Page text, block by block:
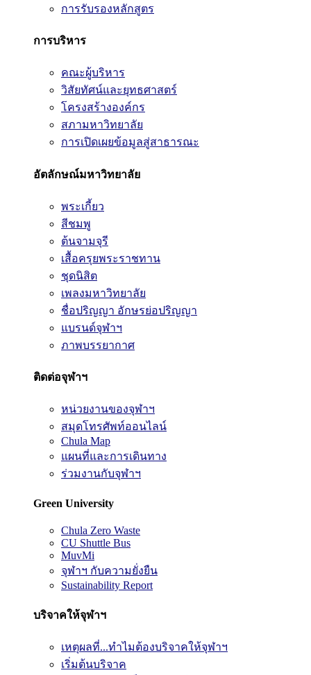
การรับรองหลักสูตร
การบริหาร
คณะผู้บริหาร
วิสัยทัศน์และยุทธศาสตร์
โครงสร้างองค์กร
สภามหาวิทยาลัย
การเปิดเผยข้อมูลสู่สาธารณะ
อัตลักษณ์มหาวิทยาลัย
พระเกี้ยว
สีชมพู
ต้นจามจุรี
เสื้อครุยพระราชทาน
ชุดนิสิต
เพลงมหาวิทยาลัย
ชื่อปริญญา อักษรย่อปริญญา
แบรนด์จุฬาฯ
ภาพบรรยากาศ
ติดต่อจุฬาฯ
หน่วยงานของจุฬาฯ
สมุดโทรศัพท์ออนไลน์
Chula Map
แผนที่และการเดินทาง
ร่วมงานกับจุฬาฯ
Green University
Chula Zero Waste
CU Shuttle Bus
MuvMi
จุฬาฯ กับความยั่งยืน
Sustainability Report
บริจาคให้จุฬาฯ
เหตุผลที่...ทำไมต้องบริจาคให้จุฬาฯ
เริ่มต้นบริจาค